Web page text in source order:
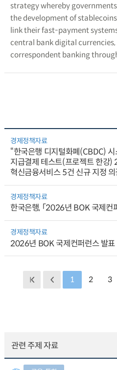
strategy whereby
the development of
link their fast-payment
central bank digital
correspondent banking
경제정책자료
“한국은행 디지털화폐(CBDC)
지급결제 테스트(프로젝트 한강)
혁신금융서비스 5건 신규 지정 의
경제정책자료
한국은행, 「2026년 BOK 국제컨
경제정책자료
2026년 BOK 국제컨퍼런스 발
1 2 3
관련 주제 자료